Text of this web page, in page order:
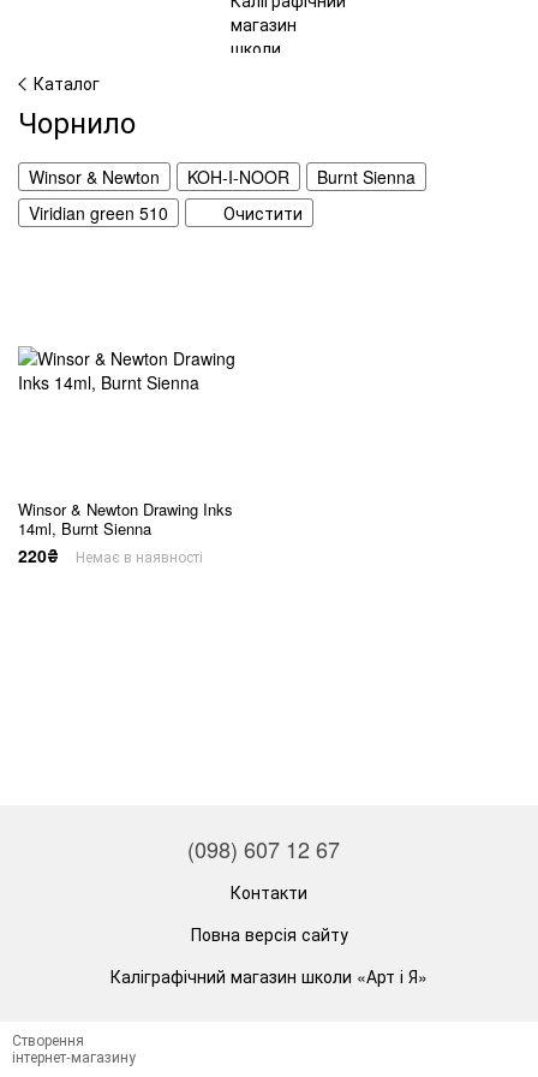
Каталог
Чорнило
Winsor & Newton KOH-I-NOOR
Burnt Sienna
Viridian green 510
Очистити
Winsor & Newton Drawing Inks
14ml, Burnt Sienna
220₴ Немає в наявності
(098) 607 12 67
Контакти
Повна версія сайту
Каліграфічний магазин школи «Арт і Я»
Створення
інтернет-магазину